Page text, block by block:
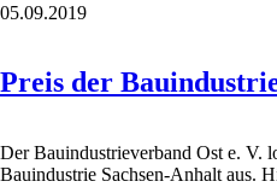
05.09.2019
Preis der
Der Bauindustrieverband Ost e. V.
Bauindustrie Sachsen-Anhalt aus.